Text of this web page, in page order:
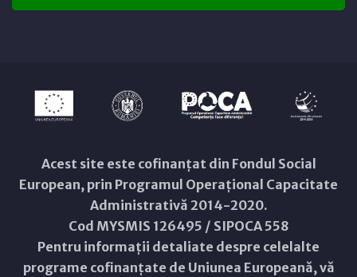
Acest site este cofinanțat din Fondul Social
European, prin Programul Operațional Capacitate
Administrativă 2014-2020.
Cod MYSMIS 126495 / SIPOCA 558
Pentru informații detaliate despre celelalte
programe cofinanțate de Uniunea Europeană, vă